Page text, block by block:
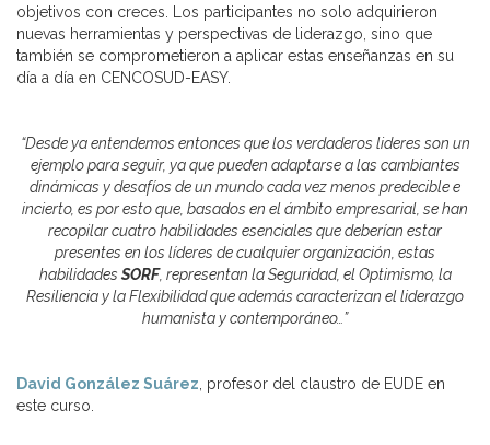
objetivos con creces. Los participantes no solo adquirieron
nuevas herramientas y perspectivas de liderazgo, sino que
también se comprometieron a aplicar estas enseñanzas en su
día a día en CENCOSUD-EASY.
“Desde ya entendemos entonces que los verdaderos lideres son un
ejemplo para seguir, ya que pueden adaptarse a las cambiantes
dinámicas y desafíos de un mundo cada vez menos predecible e
incierto, es por esto que, basados en el ámbito empresarial, se han
recopilar cuatro habilidades esenciales que deberían estar
presentes en los líderes de cualquier organización, estas
habilidades SORF, representan la Seguridad, el Optimismo, la
Resiliencia y la Flexibilidad que además caracterizan el liderazgo
humanista y contemporáneo…”
David González Suárez , profesor del claustro de EUDE en
este curso.